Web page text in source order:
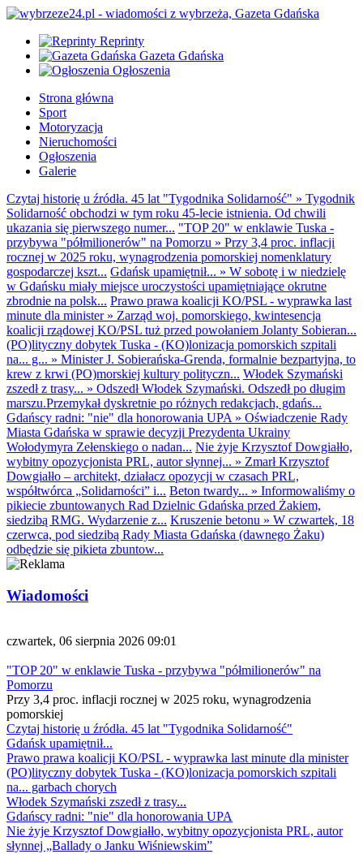
Reprinty
Gazeta Gdańska
Ogłoszenia
Strona główna
Sport
Motoryzacja
Nieruchomości
Ogłoszenia
Galerie
Czytaj historię u źródła. 45 lat "Tygodnika Solidarność" » Tygodnik
Solidarność obchodzi w tym roku 45-lecie istnienia. Od chwili
ukazania się pierwszego numer... "TOP 20" w enklawie Tuska -
przybywa "półmilionerów" na Pomorzu » Przy 3,4 proc. inflacji
rocznej w 2025 roku, wynagrodzenia pomorskiej nomenklatury
gospodarczej kszt... Gdańsk upamiętnił... » W sobotę i w niedzielę
w Gdańsku miały miejsce uroczystości upamiętniające okrutne
zbrodnie na polsk... Prawo prawa koalicji KO/PSL - wyprawka last
minute dla minister» Zarząd woj. pomorskiego, kwintesencja
koalicji rządowej KO/PSL tuż przed powołaniem Jolanty Sobieran...
(PO)lityczny dobytek Tuska - (KO)lonizacja pomorskich szpitali
na... g... » Minister J. Sobierańska-Grenda, formalnie bezpartyjna, to
krew z krwi (PO)morskiej kultury polityczn... Włodek Szymański
zszedł z trasy... » Odszedł Włodek Szymański. Odszedł po długim
marszu.Przemykał dyskretnie po różnych redakcjach, gdańs...
Gdańscy radni: "nie" dla honorowania UPA » Oświadczenie Rady
Miasta Gdańska w sprawie decyzji Prezydenta Ukrainy
Wołodymyra Zełenskiego o nadan... Nie żyje Krzysztof Dowgiałło,
wybitny opozycjonista PRL, autor słynnej... » Zmarł Krzysztof
Dowgiałło – architekt, działacz opozycji w czasach PRL,
współtwórca „Solidarności” i... Beton twardy... » Informowaliśmy o
pikiecie zbuntowanych Rad Dzielnic Gdańska przed Żakiem,
siedzibą RMG. Wydarzenie z... Kruszenie betonu » W czwartek, 18
czerwca, pod siedzibą Rady Miasta Gdańska (dawnego Żaku)
odbędzie się pikieta zbuntow...
Wiadomości
czwartek, 06 sierpnia 2026 09:01
"TOP 20" w enklawie Tuska - przybywa "półmilionerów" na
Pomorzu
Przy 3,4 proc. inflacji rocznej w 2025 roku, wynagrodzenia
pomorskiej
Czytaj historię u źródła. 45 lat "Tygodnika Solidarność"
Gdańsk upamiętnił...
Prawo prawa koalicji KO/PSL - wyprawka last minute dla minister
(PO)lityczny dobytek Tuska - (KO)lonizacja pomorskich szpitali
na... garbach chorych
Włodek Szymański zszedł z trasy...
Gdańscy radni: "nie" dla honorowania UPA
Nie żyje Krzysztof Dowgiałło, wybitny opozycjonista PRL, autor
słynnej „Ballady o Janku Wiśniewskim”